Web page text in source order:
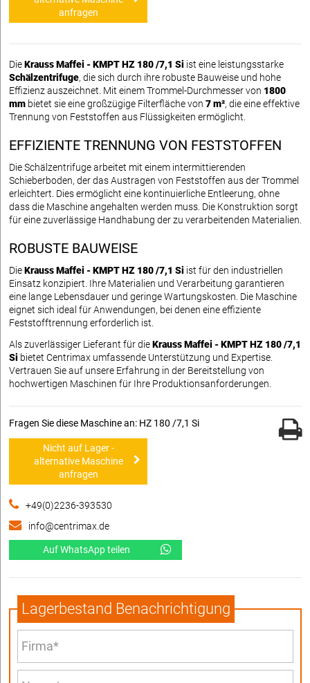
anfragen
DieKrauss Maffei - KMPT HZ 180 /7,1 Si ist eine leistungsstarke
Schälzentrifuge, die sich durch ihre robuste Bauweise und hohe
Effizienz auszeichnet. Mit einem Trommel-Durchmesser von 1800
mm bietet sie eine großzügige Filterfläche von 7 m², die eine effektive
Trennung von Feststoffen aus Flüssigkeiten ermöglicht.
EFFIZIENTE TRENNUNG VON FESTSTOFFEN
Die Schälzentrifuge arbeitet mit einem intermittierenden
Schieberboden, der das Austragen von Feststoffen aus der Trommel
erleichtert. Dies ermöglicht eine kontinuierliche Entleerung, ohne
dass die Maschine angehalten werden muss. Die Konstruktion sorgt
für eine zuverlässige Handhabung der zu verarbeitenden Materialien.
ROBUSTE BAUWEISE
DieKrauss Maffei - KMPT HZ 180 /7,1 Si ist für den industriellen
Einsatz konzipiert. Ihre Materialien und Verarbeitung garantieren
eine lange Lebensdauer und geringe Wartungskosten. Die Maschine
eignet sich ideal für Anwendungen, bei denen eine effiziente
Feststofftrennung erforderlich ist.
Als zuverlässiger Lieferant für dieKrauss Maffei - KMPT HZ 180 /7,1
Si bietet Centrimax umfassende Unterstützung und Expertise.
Vertrauen Sie auf unsere Erfahrung in der Bereitstellung von
hochwertigen Maschinen für Ihre Produktionsanforderungen.
Fragen Sie diese Maschine an: HZ 180 /7,1 Si
Nicht auf Lager -
alternative Maschine
anfragen
+49(0)2236-393530
info@centrimax.de
Auf WhatsApp teilen
Lagerbestand Benachrichtigung